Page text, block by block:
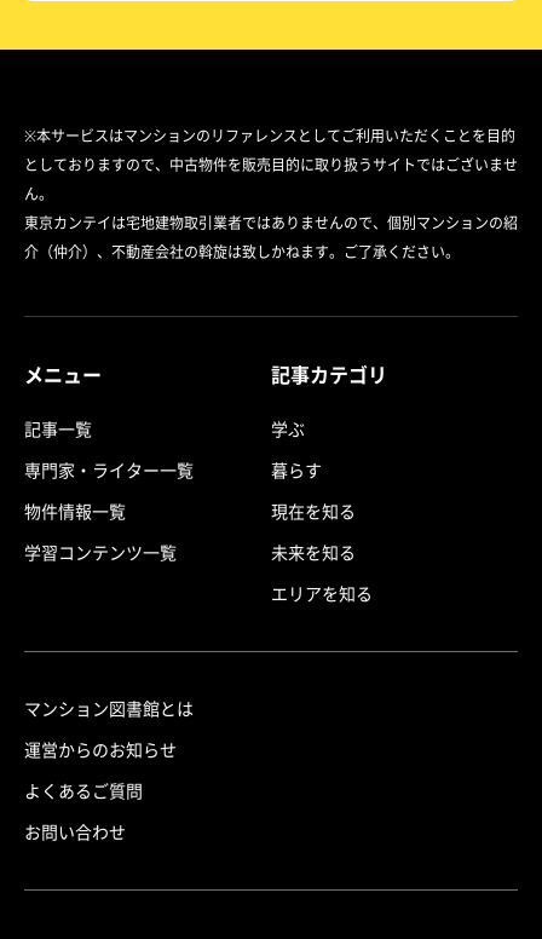
※本サービスはマンションのリファレンスとしてご利用いただくことを目的
としておりますので、中古物件を販売目的に取り扱うサイトではございませ
ん。
東京カンテイは宅地建物取引業者ではありませんので、個別マンションの紹
介（仲介）、不動産会社の斡旋は致しかねます。ご了承ください。
メニュー
記事一覧
専門家・ライター一覧
物件情報一覧
学習コンテンツ一覧
記事カテゴリ
学ぶ
暮らす
現在を知る
未来を知る
エリアを知る
マンション図書館とは
運営からのお知らせ
よくあるご質問
お問い合わせ